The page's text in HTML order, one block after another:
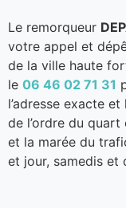
Le remorqueur
votre appel et
de la ville haute
le 06 46 02 71 31
l’adresse exacte
de l’ordre du quart
et la marée du
et jour, samedis et